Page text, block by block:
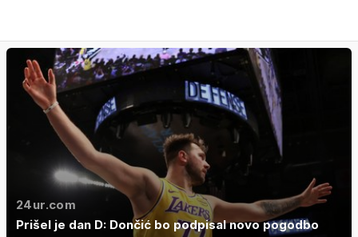
24ur.com
Prišel je dan D: Dončić bo podpisal novo pogodbo